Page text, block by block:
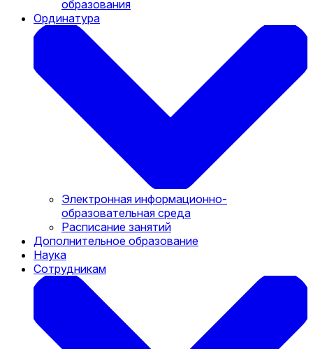
образования
Ординатура
Электронная информационно-
образовательная среда
Расписание занятий
Дополнительное образование
Наука
Сотрудникам